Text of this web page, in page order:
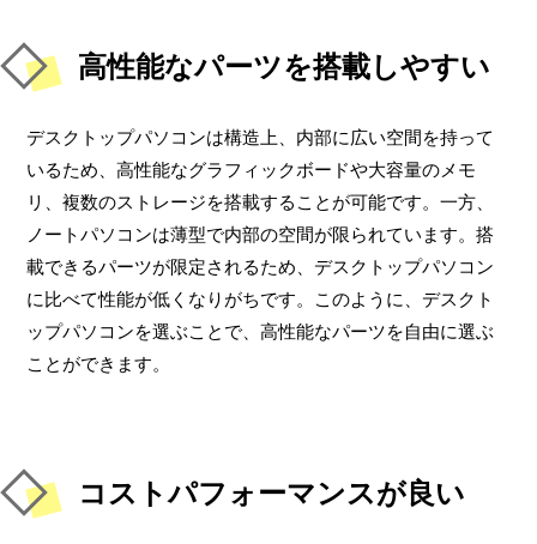
高性能なパーツを搭載しやすい
デスクトップパソコンは構造上、内部に広い空間を持って
いるため、高性能なグラフィックボードや大容量のメモ
リ、複数のストレージを搭載することが可能です。一方、
ノートパソコンは薄型で内部の空間が限られています。搭
載できるパーツが限定されるため、デスクトップパソコン
に比べて性能が低くなりがちです。このように、デスクト
ップパソコンを選ぶことで、高性能なパーツを自由に選ぶ
ことができます。
コストパフォーマンスが良い